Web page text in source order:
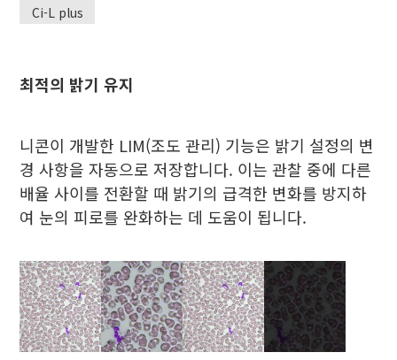
Ci-L plus
최적의 밝기 유지
니콘이 개발한 LIM(조도 관리) 기능은 밝기 설정의 변
경 사항을 자동으로 저장합니다. 이는 관찰 중에 다른
배율 사이를 전환할 때 밝기의 급격한 변화를 방지하
여 눈의 피로를 완화하는 데 도움이 됩니다.